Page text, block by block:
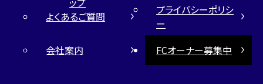
よくあるご質問
プライバシーポリシ
ー
会社案内
FCオーナー募集中